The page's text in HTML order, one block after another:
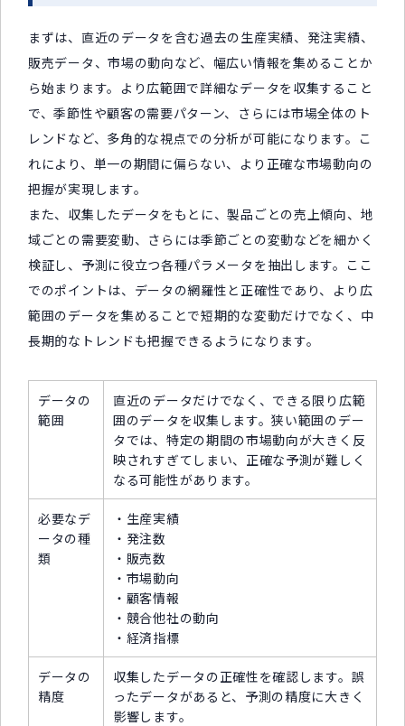
まずは、直近のデータを含む過去の生産実績、発注実績、
販売データ、市場の動向など、幅広い情報を集めることか
ら始まります。より広範囲で詳細なデータを収集すること
で、季節性や顧客の需要パターン、さらには市場全体のト
レンドなど、多角的な視点での分析が可能になります。こ
れにより、単一の期間に偏らない、より正確な市場動向の
把握が実現します。
また、収集したデータをもとに、製品ごとの売上傾向、地
域ごとの需要変動、さらには季節ごとの変動などを細かく
検証し、予測に役立つ各種パラメータを抽出します。ここ
でのポイントは、データの網羅性と正確性であり、より広
範囲のデータを集めることで短期的な変動だけでなく、中
長期的なトレンドも把握できるようになります。
データの
範囲
直近のデータだけでなく、できる限り広範
囲のデータを収集します。狭い範囲のデー
タでは、特定の期間の市場動向が大きく反
映されすぎてしまい、正確な予測が難しく
なる可能性があります。
必要なデ
ータの種
類
・生産実績
・発注数
・販売数
・市場動向
・顧客情報
・競合他社の動向
・経済指標
データの
精度
収集したデータの正確性を確認します。誤
ったデータがあると、予測の精度に大きく
影響します。